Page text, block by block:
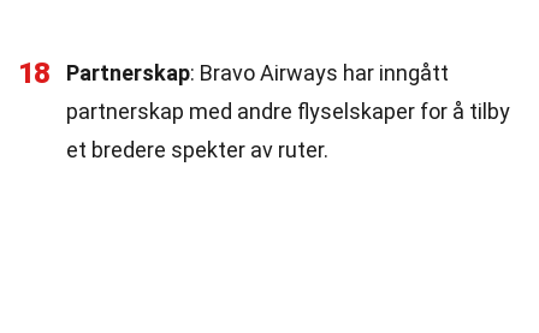
18 Partnerskap: Bravo Airways har inngått
partnerskap med andre flyselskaper for å tilby
et bredere spekter av ruter.